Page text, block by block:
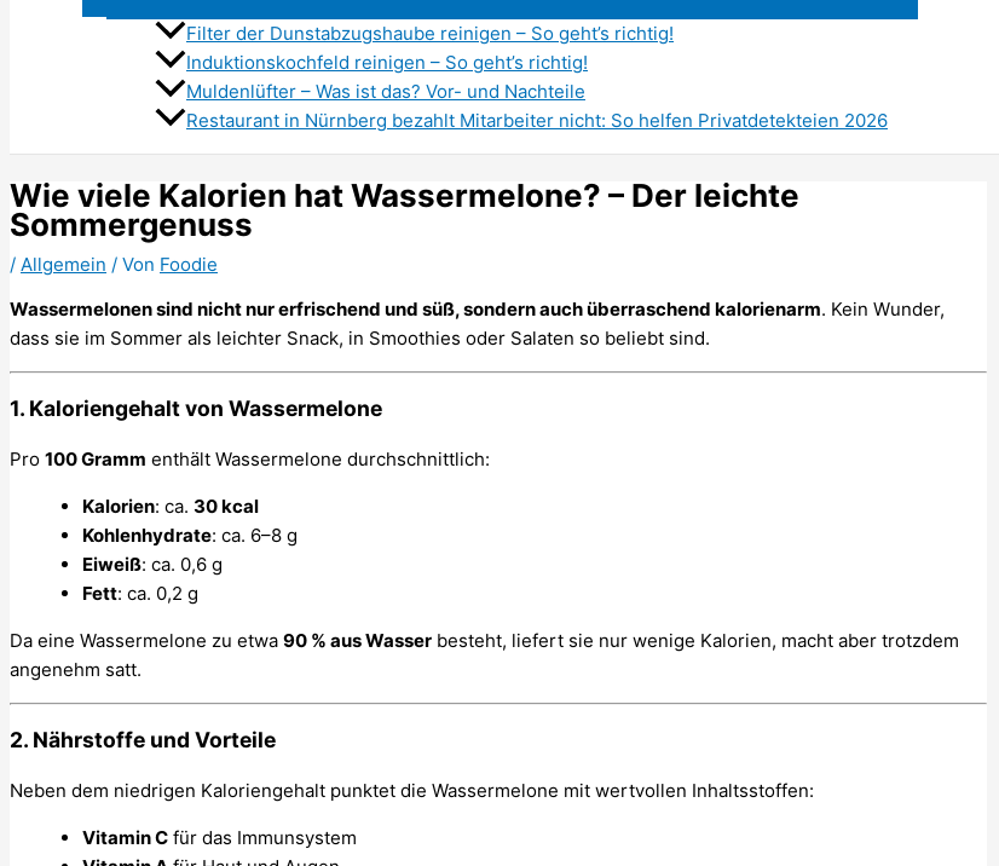
Filter der Dunstabzugshaube reinigen – So geht’s richtig!
Induktionskochfeld reinigen – So geht’s richtig!
Muldenlüfter – Was ist das? Vor- und Nachteile
Restaurant in Nürnberg bezahlt Mitarbeiter nicht: So helfen Privatdetekteien 2026
Wie viele Kalorien hat Wassermelone? – Der leichte
Sommergenuss
/ Allgemein / Von Foodie
Wassermelonen sind nicht nur erfrischend und süß, sondern auch überraschend kalorienarm. Kein Wunder,
dass sie im Sommer als leichter Snack, in Smoothies oder Salaten so beliebt sind.
1. Kaloriengehalt von Wassermelone
Pro 100 Gramm enthält Wassermelone durchschnittlich:
Kalorien: ca. 30 kcal
Kohlenhydrate: ca. 6–8 g
Eiweiß: ca. 0,6 g
Fett: ca. 0,2 g
Da eine Wassermelone zu etwa 90 % aus Wasser besteht, liefert sie nur wenige Kalorien, macht aber trotzdem
angenehm satt.
2. Nährstoffe und Vorteile
Neben dem niedrigen Kaloriengehalt punktet die Wassermelone mit wertvollen Inhaltsstoffen:
Vitamin C für das Immunsystem